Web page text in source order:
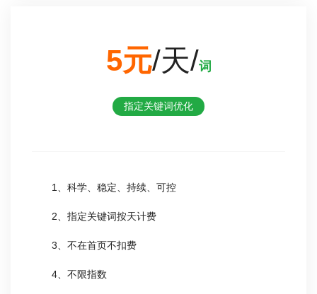
5元/天/词
指定关键词优化
1、科学、稳定、持续、可控
2、指定关键词按天计费
3、不在首页不扣费
4、不限指数